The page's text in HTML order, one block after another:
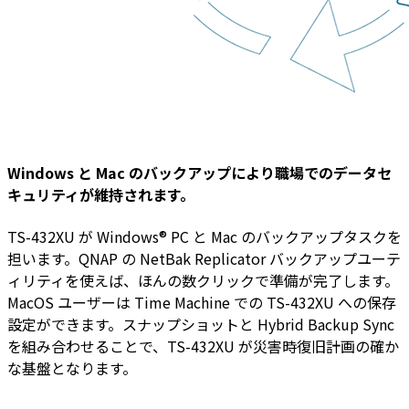
Windows と Mac のバックアップにより職場でのデータセ
キュリティが維持されます。
TS-432XU が Windows® PC と Mac のバックアップタスクを
担います。QNAP の NetBak Replicator バックアップユーテ
ィリティを使えば、ほんの数クリックで準備が完了します。
MacOS ユーザーは Time Machine での TS-432XU への保存
設定ができます。スナップショットと Hybrid Backup Sync
を組み合わせることで、TS-432XU が災害時復旧計画の確か
な基盤となります。